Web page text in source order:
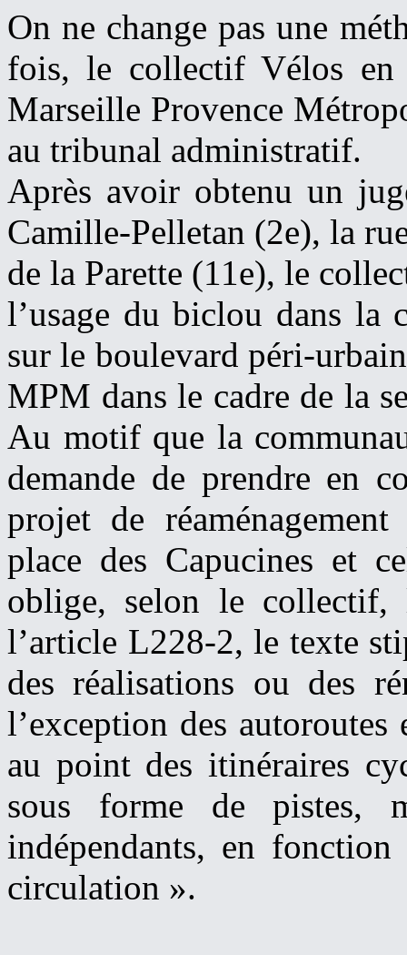
On ne change pas une
fois, le collectif Vélos en
Marseille Provence
au tribunal administratif.
Après avoir obtenu un
Camille-Pelletan (2e), la
de la Parette (11e), le
l’usage du biclou dans la
sur le boulevard péri-
MPM dans le cadre de la
Au motif que la
demande de prendre en
projet de
place des Capucines et
oblige, selon le collectif,
l’article L228-2, le texte
des réalisations ou des
l’exception des
au point des itinéraires
sous forme de pistes,
indépendants, en
circulation ».